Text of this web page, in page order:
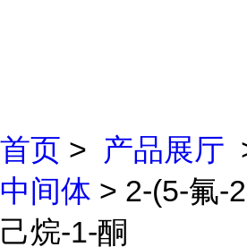
首页 > 产品展厅
中间体 > 2-(5-氟-
己烷-1-酮